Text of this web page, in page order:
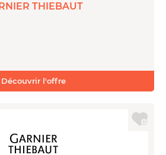
THIEBAUT
Découvrir l'offre